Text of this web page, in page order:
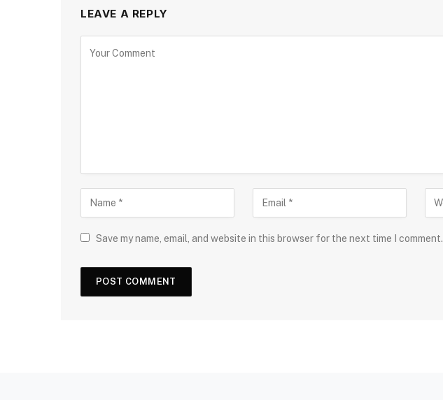
LEAVE A REPLY
Save my name, email, and website in this browser for the next time I comment.